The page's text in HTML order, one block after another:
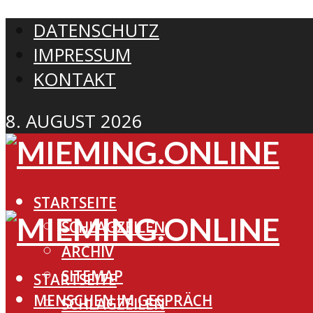
DATENSCHUTZ
IMPRESSUM
KONTAKT
8. AUGUST 2026
STARTSEITE
SCHLAGZEILEN
ARCHIV
SITEMAP
MENSCHEN IM GESPRÄCH
STARTSEITE
SCHLAGZEILEN